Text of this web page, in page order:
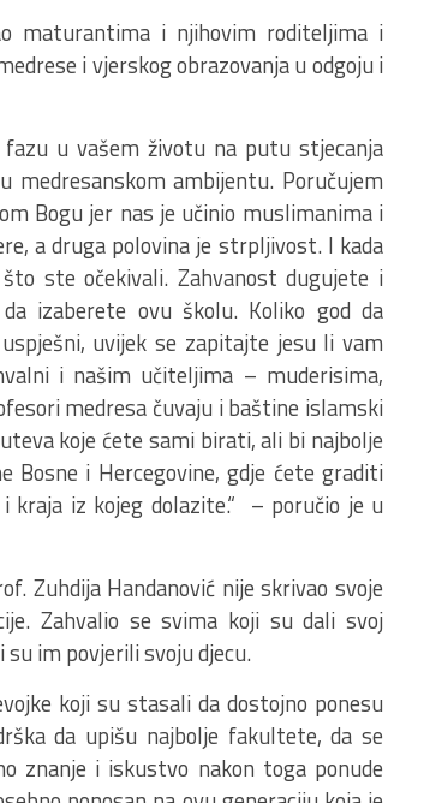
maturantima i njihovim roditeljima i
i vjerskog obrazovanja u odgoju i
u vašem životu na putu stjecanja
medresanskom ambijentu. Poručujem
Bogu jer nas je učinio muslimanima i
a druga polovina je strpljivost. I kada
ste očekivali. Zahvanost dugujete i
izaberete ovu školu. Koliko god da
uvijek se zapitajte jesu li vam
i našim učiteljima – muderisima,
medresa čuvaju i baštine islamski
koje ćete sami birati, ali bi najbolje
Bosne i Hercegovine, gdje ćete graditi
iz kojeg dolazite.“ – poručio je u
Zuhdija Handanović nije skrivao svoje
Zahvalio se svima koji su dali svoj
im povjerili svoju djecu.
koji su stasali da dostojno ponesu
da upišu najbolje fakultete, da se
znanje i iskustvo nakon toga ponude